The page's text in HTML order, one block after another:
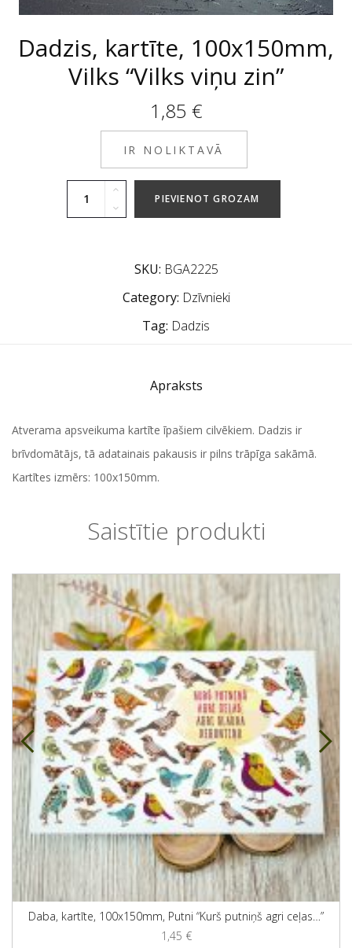
Dadzis, kartīte, 100x150mm,
Vilks “Vilks viņu zin”
1,85 €
IR NOLIKTAVĀ
PIEVIENOT GROZAM
SKU: BGA2225
Category: Dzīvnieki
Tag: Dadzis
Apraksts
Atverama apsveikuma kartīte īpašiem cilvēkiem. Dadzis ir
brīvdomātājs, tā adatainais pakausis ir pilns trāpīga sakāmā.
Kartītes izmērs: 100x150mm.
Saistītie produkti
Daba, kartīte, 100x150mm, Putni “Kurš putniņš agri ceļas…”
1,45 €